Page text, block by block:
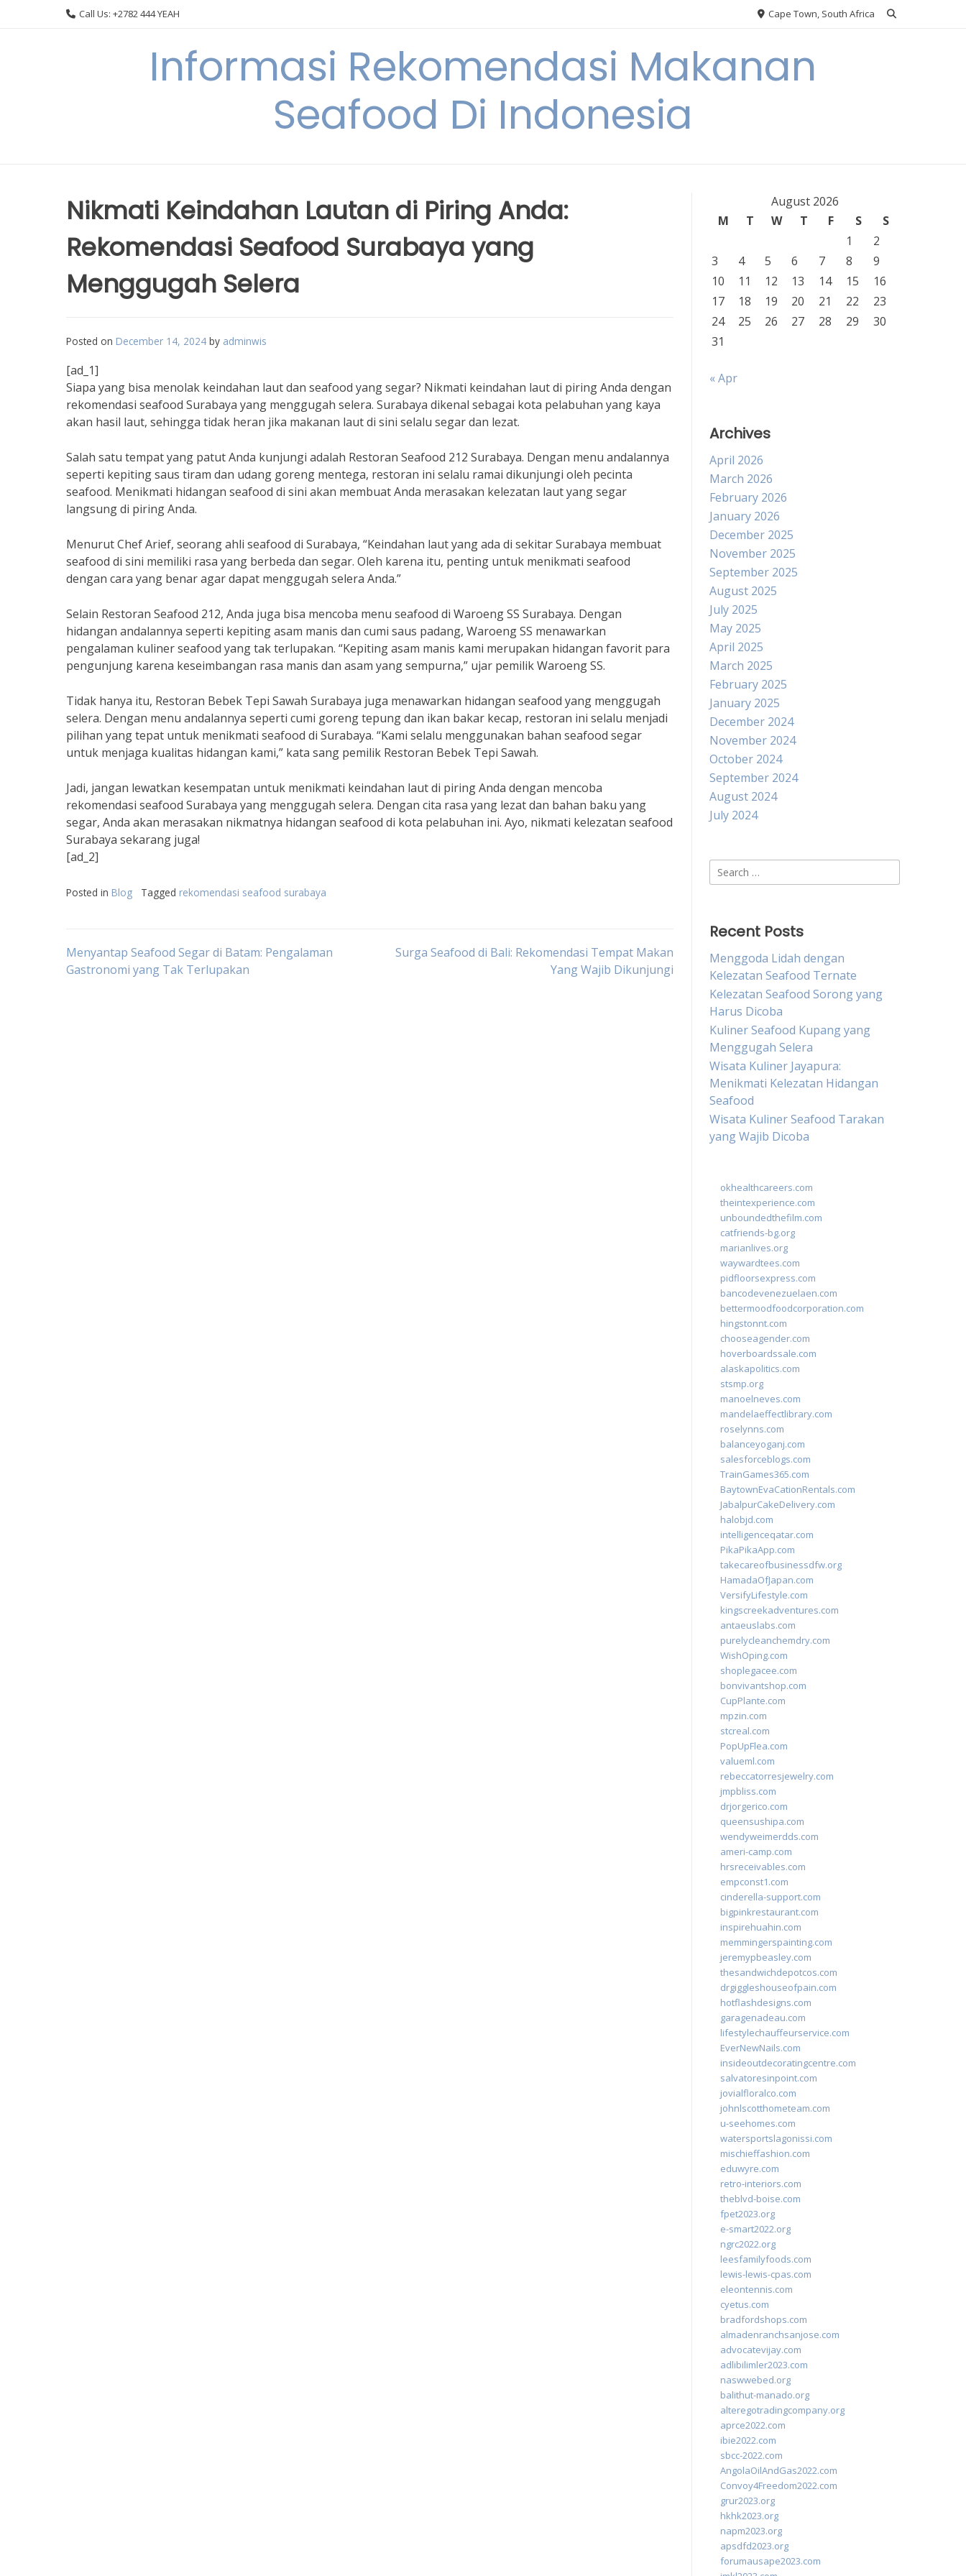
Call Us: +2782 444 YEAH Cape Town, South Africa
Informasi Rekomendasi Makanan
Seafood Di Indonesia
Nikmati Keindahan Lautan di Piring Anda:
Rekomendasi Seafood Surabaya yang
Menggugah Selera
Posted on December 14, 2024 by adminwis
[ad_1]
Siapa yang bisa menolak keindahan laut dan seafood yang segar? Nikmati keindahan laut di piring Anda dengan
rekomendasi seafood Surabaya yang menggugah selera. Surabaya dikenal sebagai kota pelabuhan yang kaya
akan hasil laut, sehingga tidak heran jika makanan laut di sini selalu segar dan lezat.
Salah satu tempat yang patut Anda kunjungi adalah Restoran Seafood 212 Surabaya. Dengan menu andalannya
seperti kepiting saus tiram dan udang goreng mentega, restoran ini selalu ramai dikunjungi oleh pecinta
seafood. Menikmati hidangan seafood di sini akan membuat Anda merasakan kelezatan laut yang segar
langsung di piring Anda.
Menurut Chef Arief, seorang ahli seafood di Surabaya, “Keindahan laut yang ada di sekitar Surabaya membuat
seafood di sini memiliki rasa yang berbeda dan segar. Oleh karena itu, penting untuk menikmati seafood
dengan cara yang benar agar dapat menggugah selera Anda.”
Selain Restoran Seafood 212, Anda juga bisa mencoba menu seafood di Waroeng SS Surabaya. Dengan
hidangan andalannya seperti kepiting asam manis dan cumi saus padang, Waroeng SS menawarkan
pengalaman kuliner seafood yang tak terlupakan. “Kepiting asam manis kami merupakan hidangan favorit para
pengunjung karena keseimbangan rasa manis dan asam yang sempurna,” ujar pemilik Waroeng SS.
Tidak hanya itu, Restoran Bebek Tepi Sawah Surabaya juga menawarkan hidangan seafood yang menggugah
selera. Dengan menu andalannya seperti cumi goreng tepung dan ikan bakar kecap, restoran ini selalu menjadi
pilihan yang tepat untuk menikmati seafood di Surabaya. “Kami selalu menggunakan bahan seafood segar
untuk menjaga kualitas hidangan kami,” kata sang pemilik Restoran Bebek Tepi Sawah.
Jadi, jangan lewatkan kesempatan untuk menikmati keindahan laut di piring Anda dengan mencoba
rekomendasi seafood Surabaya yang menggugah selera. Dengan cita rasa yang lezat dan bahan baku yang
segar, Anda akan merasakan nikmatnya hidangan seafood di kota pelabuhan ini. Ayo, nikmati kelezatan seafood
Surabaya sekarang juga!
[ad_2]
Posted in Blog Tagged rekomendasi seafood surabaya
Post
Menyantap Seafood Segar di Batam: Pengalaman
Gastronomi yang Tak Terlupakan
Surga Seafood di Bali: Rekomendasi Tempat Makan
Yang Wajib Dikunjungi
August 2026
M
T W T F S
S
1
2
3
4 5 6 7 8
9
10
11 12 13 14 15
16
17
18 19 20 21 22
23
24
25 26 27 28 29
30
31
« Apr
Archives
April 2026
March 2026
February 2026
January 2026
December 2025
November 2025
September 2025
August 2025
July 2025
May 2025
April 2025
March 2025
February 2025
January 2025
December 2024
November 2024
October 2024
September 2024
August 2024
July 2024
Search
for:
Recent Posts
Menggoda Lidah dengan
Kelezatan Seafood Ternate
Kelezatan Seafood Sorong yang
Harus Dicoba
Kuliner Seafood Kupang yang
Menggugah Selera
Wisata Kuliner Jayapura:
Menikmati Kelezatan Hidangan
Seafood
Wisata Kuliner Seafood Tarakan
yang Wajib Dicoba
okhealthcareers.com
theintexperience.com
unboundedthefilm.com
catfriends-bg.org
marianlives.org
waywardtees.com
pidfloorsexpress.com
bancodevenezuelaen.com
bettermoodfoodcorporation.com
hingstonnt.com
chooseagender.com
hoverboardssale.com
alaskapolitics.com
stsmp.org
manoelneves.com
mandelaeffectlibrary.com
roselynns.com
balanceyoganj.com
salesforceblogs.com
TrainGames365.com
BaytownEvaCationRentals.com
JabalpurCakeDelivery.com
halobjd.com
intelligenceqatar.com
PikaPikaApp.com
takecareofbusinessdfw.org
HamadaOfJapan.com
VersifyLifestyle.com
kingscreekadventures.com
antaeuslabs.com
purelycleanchemdry.com
WishOping.com
shoplegacee.com
bonvivantshop.com
CupPlante.com
mpzin.com
stcreal.com
PopUpFlea.com
valueml.com
rebeccatorresjewelry.com
jmpbliss.com
drjorgerico.com
queensushipa.com
wendyweimerdds.com
ameri-camp.com
hrsreceivables.com
empconst1.com
cinderella-support.com
bigpinkrestaurant.com
inspirehuahin.com
memmingerspainting.com
jeremypbeasley.com
thesandwichdepotcos.com
drgiggleshouseofpain.com
hotflashdesigns.com
garagenadeau.com
lifestylechauffeurservice.com
EverNewNails.com
insideoutdecoratingcentre.com
salvatoresinpoint.com
jovialfloralco.com
johnlscotthometeam.com
u-seehomes.com
watersportslagonissi.com
mischieffashion.com
eduwyre.com
retro-interiors.com
theblvd-boise.com
fpet2023.org
e-smart2022.org
ngrc2022.org
leesfamilyfoods.com
lewis-lewis-cpas.com
eleontennis.com
cyetus.com
bradfordshops.com
almadenranchsanjose.com
advocatevijay.com
adlibilimler2023.com
naswwebed.org
balithut-manado.org
alteregotradingcompany.org
aprce2022.com
ibie2022.com
sbcc-2022.com
AngolaOilAndGas2022.com
Convoy4Freedom2022.com
grur2023.org
hkhk2023.org
napm2023.org
apsdfd2023.org
forumausape2023.com